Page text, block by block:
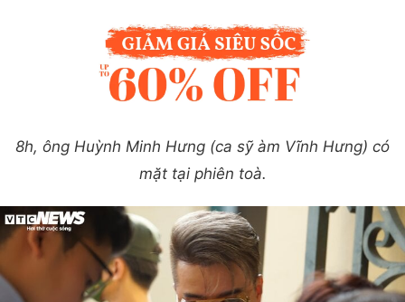
8h, ông Huỳnh Minh Hưng (ca sỹ àm Vĩnh Hưng) có
mặt tại phiên toà.